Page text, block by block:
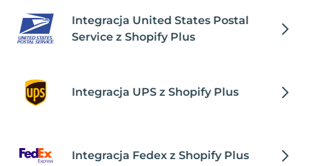
Integracja United States Postal
Service z Shopify Plus
Integracja UPS z Shopify Plus
Integracja Fedex z Shopify Plus